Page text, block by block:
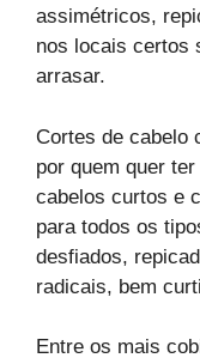
assimétricos,
nos locais certos
arrasar.
Cortes de cabelo
por quem quer
cabelos curtos e
para todos os
desfiados,
radicais, bem
Entre os mais